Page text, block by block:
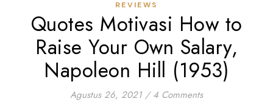
REVIEWS
Quotes Motivasi How to
Raise Your Own Salary,
Napoleon Hill (1953)
Agustus 26, 2021 / 4 Comments